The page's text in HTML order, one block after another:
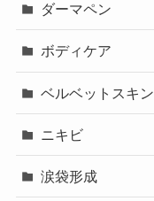
ダーマペン
ボディケア
ベルベットスキン
ニキビ
涙袋形成